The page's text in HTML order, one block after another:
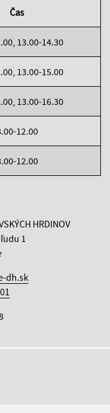
Čas
13.00-14.30
13.00-15.00
13.00-16.30
12.00
12.00
HRDINOV
1
dh.sk